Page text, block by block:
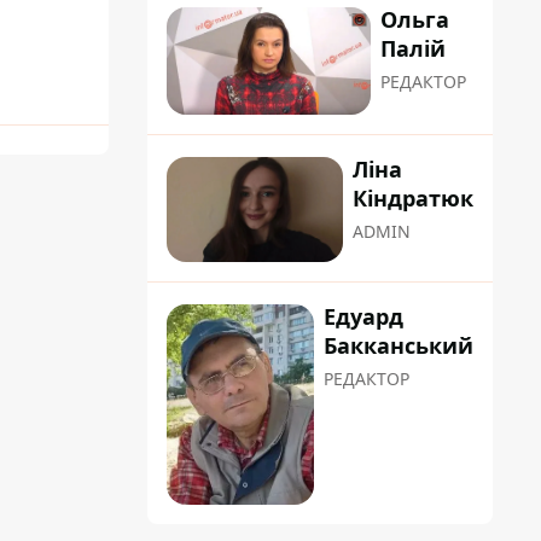
Ольга
Палій
РЕДАКТОР
Ліна
Кіндратюк
ADMIN
Едуард
Бакканський
РЕДАКТОР